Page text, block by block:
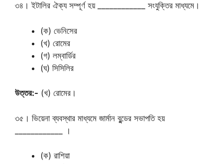
৩৪। ইটালির ঐক্য সম্পূর্ণ হয় ____________ সংযুক্তির মাধ্যমে।
(ক) ভেনিসের
(খ) রোমের
(গ) লম্বার্ডির
(ঘ) সিসিলির
উত্তর:- (খ) রোমের।
৩৫। ভিয়েনা ব্যবস্থার মাধ্যমে জার্মান বুন্ডের সভাপতি হয়
____________ ।
(ক) রাশিয়া